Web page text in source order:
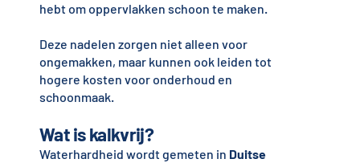
hebt om oppervlakken schoon te maken.
Deze nadelen zorgen niet alleen voor
ongemakken, maar kunnen ook leiden tot
hogere kosten voor onderhoud en
schoonmaak.
Wat is kalkvrij?
Waterhardheid wordt gemeten in Duitse